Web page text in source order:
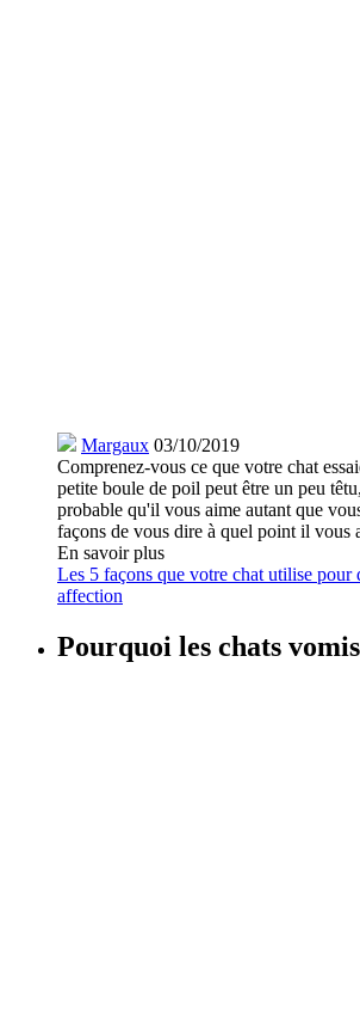
Margaux 03/10/2019
Comprenez-vous ce que votre chat
petite boule de poil peut être un peu
probable qu'il vous aime autant que
façons de vous dire à quel point il vous
En savoir plus
Les 5 façons que votre chat utilise pour
affection
Pourquoi les chats